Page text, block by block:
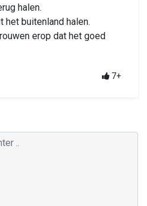
halen.
het buitenland halen.
erop dat het goed
7+